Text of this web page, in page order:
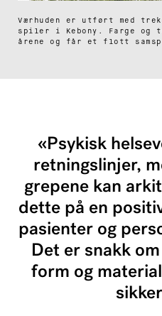
Værhuden er utført med
spiler i Kebony. Farge og
årene og får et flott
«Psykisk
retningslinjer,
grepene kan
dette på en
pasienter og
Det er snakk
form og